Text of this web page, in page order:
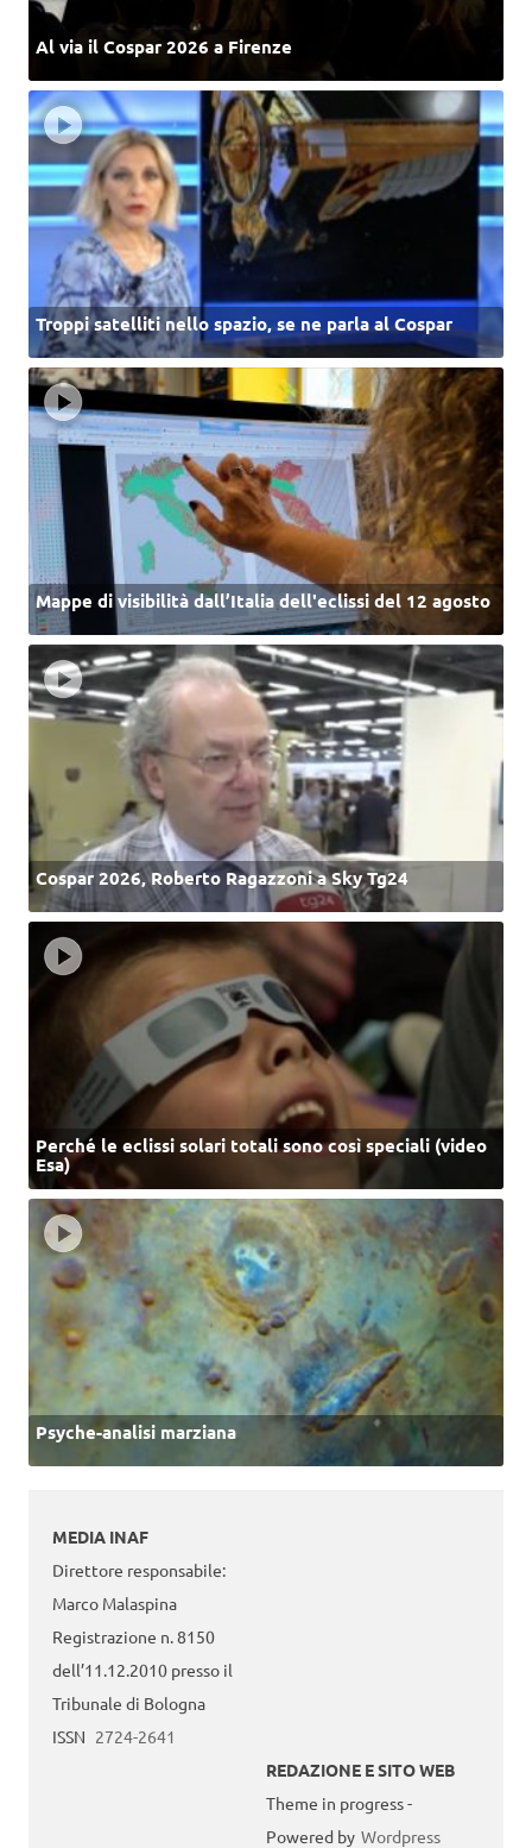
Al via il Cospar 2026 a Firenze
Troppi satelliti nello spazio, se ne parla al Cospar
Mappe di visibilità dall’Italia dell'eclissi del 12 agosto
Cospar 2026, Roberto Ragazzoni a Sky Tg24
Perché le eclissi solari totali sono così speciali (video
Esa)
Psyche-analisi marziana
MEDIA INAF
Direttore responsabile:
Marco Malaspina
Registrazione n. 8150
dell’11.12.2010 presso il
Tribunale di Bologna
ISSN 2724-2641
REDAZIONE E SITO WEB
Theme in progress -
Powered by Wordpress